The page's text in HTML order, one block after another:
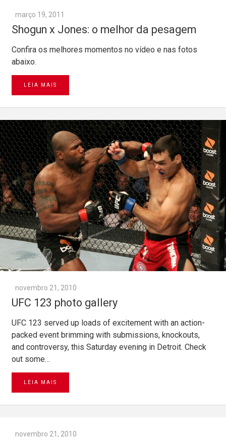
março 19, 2011
Shogun x Jones: o melhor da pesagem
Confira os melhores momentos no vídeo e nas fotos
abaixo.
LEIA MAIS
novembro 21, 2010
UFC 123 photo gallery
UFC 123 served up loads of excitement with an action-
packed event brimming with submissions, knockouts,
and controversy, this Saturday evening in Detroit. Check
out some…
LEIA MAIS
novembro 21, 2010